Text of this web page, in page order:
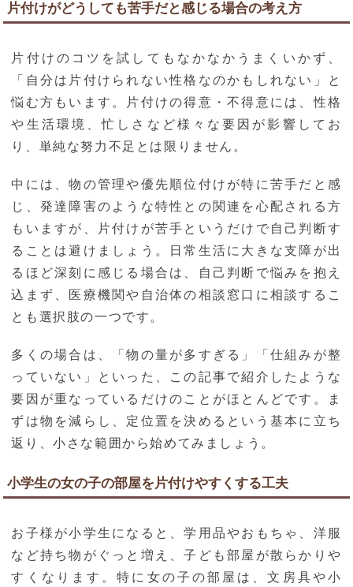
片付けがどうしても苦手だと感じる場合の考え方
片付けのコツを試してもなかなかうまくいかず、
「自分は片付けられない性格なのかもしれない」と
悩む方もいます。片付けの得意・不得意には、性格
や生活環境、忙しさなど様々な要因が影響してお
り、単純な努力不足とは限りません。
中には、物の管理や優先順位付けが特に苦手だと感
じ、発達障害のような特性との関連を心配される方
もいますが、片付けが苦手というだけで自己判断す
ることは避けましょう。日常生活に大きな支障が出
るほど深刻に感じる場合は、自己判断で悩みを抱え
込まず、医療機関や自治体の相談窓口に相談するこ
とも選択肢の一つです。
多くの場合は、「物の量が多すぎる」「仕組みが整
っていない」といった、この記事で紹介したような
要因が重なっているだけのことがほとんどです。ま
ずは物を減らし、定位置を決めるという基本に立ち
返り、小さな範囲から始めてみましょう。
小学生の女の子の部屋を片付けやすくする工夫
お子様が小学生になると、学用品やおもちゃ、洋服
など持ち物がぐっと増え、子ども部屋が散らかりや
すくなります。特に女の子の部屋は、文房具や小